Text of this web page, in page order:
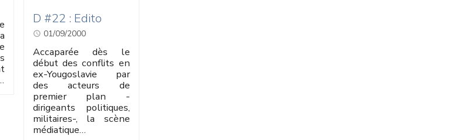
D #22 : Edito
01/09/2000
Accaparée dès le
début des conflits en
ex-Yougoslavie par
des acteurs de
premier plan -
dirigeants politiques,
militaires-, la scène
médiatique…